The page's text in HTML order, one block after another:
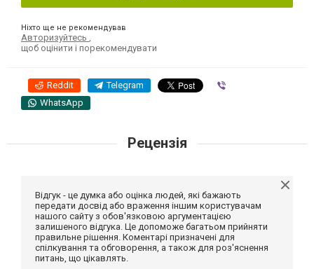
Ніхто ще не рекомендував
Авторизуйтесь
щоб оцінити і порекомендувати
Reddit Telegram
WhatsApp
Рецензія
Відгук - це думка або оцінка людей, які бажають
передати досвід або враження іншим користувачам
нашого сайту з обов'язковою аргументацією
залишеного відгука. Це допоможе багатьом прийняти
правильне рішення. Коментарі призначені для
спілкування та обговорення, а також для роз'яснення
питань, що цікавлять.